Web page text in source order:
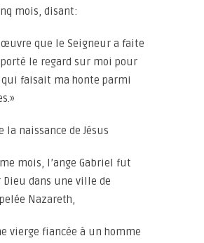
mois, disant:
que le Seigneur a faite
le regard sur moi pour
qui faisait ma honte parmi
la naissance de Jésus
mois, l’ange Gabriel fut
Dieu dans une ville de
Nazareth,
vierge fiancée à un homme